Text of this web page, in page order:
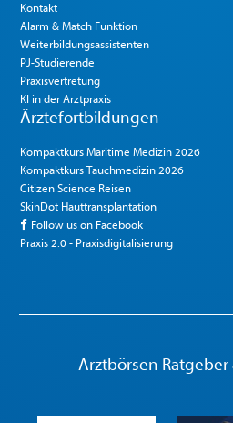
Kontakt
Alarm & Match Funktion
Weiterbildungsassistenten
PJ-Studierende
Praxisvertretung
KI in der Arztpraxis
Ärztefortbildungen
Kompaktkurs Maritime Medizin 2026
Kompaktkurs Tauchmedizin 2026
Citizen Science Reisen
SkinDot Hauttransplantation
Follow us on Facebook
Praxis 2.0 - Praxisdigitalisierung
Arztbörsen Ratgeber